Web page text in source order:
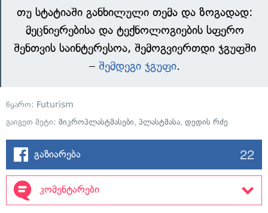
თუ სტატიაში განხილული თემა და ზოგადად:
მეცნიერებისა და ტექნოლოგიების სფერო
შენთვის საინტერესოა, შემოგვიერთდი ჯგუფში
– შემდეგი ჯგუფი.
წყარო: Futurism
გაიგეთ მეტი: მიკროპლასტმასები, პლასტმასა, დედის რძე
გაზიარება 22
კომენტარები